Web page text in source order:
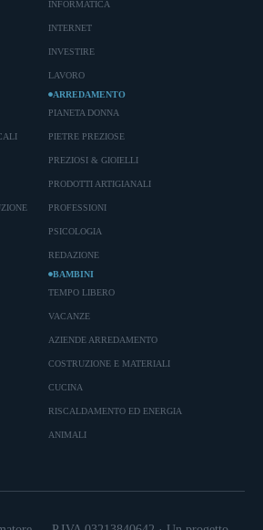
INFORMATICA
INTERNET
INVESTIRE
LAVORO
ARREDAMENTO
PIANETA DONNA
PIETRE PREZIOSE
PREZIOSI & GIOIELLI
PRODOTTI ARTIGIANALI
PROFESSIONI
PSICOLOGIA
REDAZIONE
BAMBINI
TEMPO LIBERO
VACANZE
AZIENDE ARREDAMENTO
COSTRUZIONE E MATERIALI
CUCINA
RISCALDAMENTO ED ENERGIA
ANIMALI